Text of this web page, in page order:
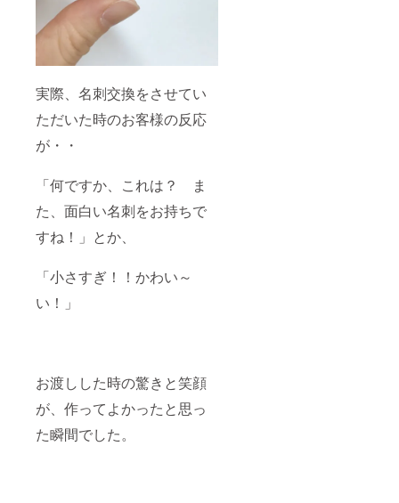
実際、名刺交換をさせてい
ただいた時のお客様の反応
が・・
「何ですか、これは？ ま
た、面白い名刺をお持ちで
すね！」とか、
「小さすぎ！！かわい～
い！」
お渡しした時の驚きと笑顔
が、作ってよかったと思っ
た瞬間でした。